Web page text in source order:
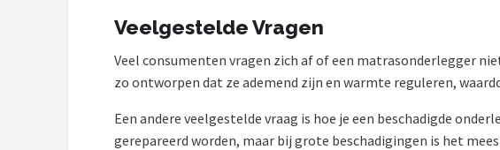
Veelgestelde Vragen
Veel consumenten vragen zich af of een matrasonderlegger
zo ontworpen dat ze ademend zijn en warmte reguleren,
Een andere veelgestelde vraag is hoe je een beschadigde
gerepareerd worden, maar bij grote beschadigingen is het